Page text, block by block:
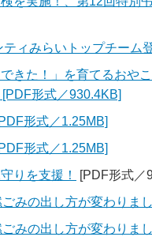
ティみらいトップチーム
きた！」を育てるおや
形式／930.4KB]
形式／1.25MB]
形式／1.25MB]
りを支援！
[PDF形式／
ごみの出し方が変わりま
ごみの出し方が変わりま